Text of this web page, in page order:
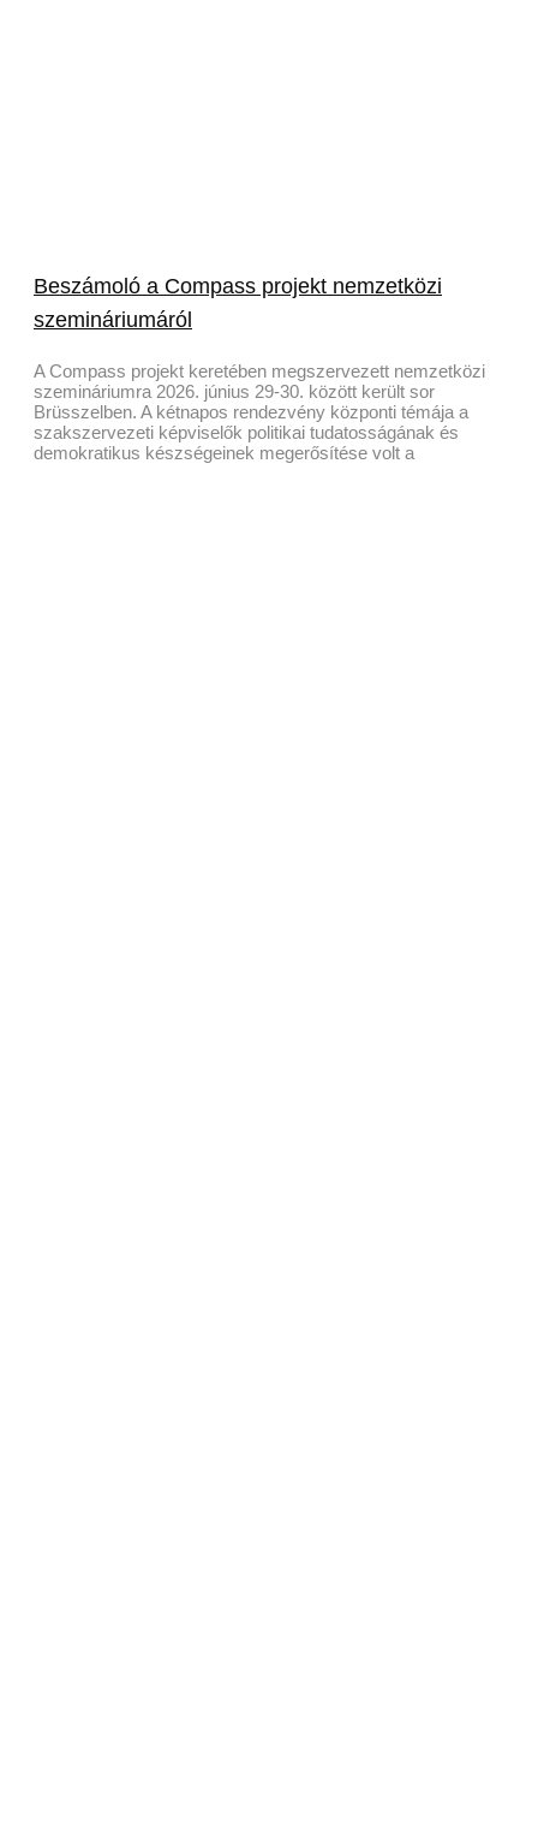
Beszámoló a Compass projekt nemzetközi
szemináriumáról
A Compass projekt keretében megszervezett nemzetközi
szemináriumra 2026. június 29-30. között került sor
Brüsszelben. A kétnapos rendezvény központi témája a
szakszervezeti képviselők politikai tudatosságának és
demokratikus készségeinek megerősítése volt a